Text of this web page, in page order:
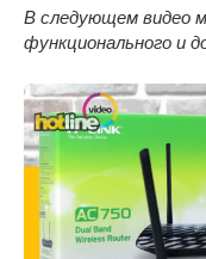
В следующем видео
функционального и